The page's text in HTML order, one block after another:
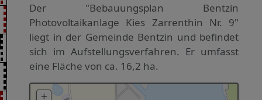
Der "Bebauungsplan Bentzin
Photovoltaikanlage Kies Zarrenthin Nr. 9"
liegt in der Gemeinde Bentzin und befindet
sich im Aufstellungsverfahren. Er umfasst
eine Fläche von ca. 16,2 ha.